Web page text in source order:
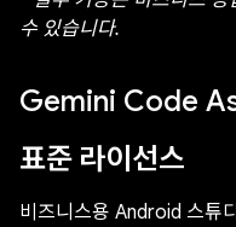
수 있습니다.
Gemini Code
표준 라이선스
비즈니스용 Android 스튜